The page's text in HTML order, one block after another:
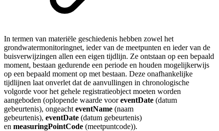
In termen van materiële geschiedenis hebben zowel het
grondwatermonitoringnet, ieder van de meetpunten en ieder van de
buisverwijzingen allen een eigen tijdlijn. Ze ontstaan op een bepaald
moment, bestaan gedurende een periode en houden mogelijkerwijs
op een bepaald moment op met bestaan. Deze onafhankelijke
tijdlijnen laat onverlet dat de aanvullingen in chronologische
volgorde voor het gehele registratieobject moeten worden
aangeboden (oplopende waarde vooreventDate (datum
gebeurtenis), ongeacht eventName (naam
gebeurtenis), eventDate (datum gebeurtenis)
en measuringPointCode (meetpuntcode)).